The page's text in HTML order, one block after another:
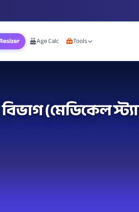
Age Calc Tools
(মেডিকেল